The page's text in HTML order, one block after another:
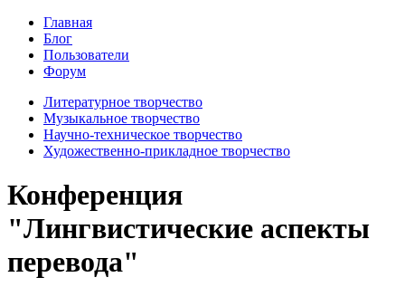
Главная
Блог
Пользователи
Форум
Литературное творчество
Музыкальное творчество
Научно-техническое творчество
Художественно-прикладное творчество
Конференция
"Лингвистические аспекты
перевода"